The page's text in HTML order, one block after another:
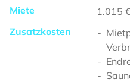
Miete
1.015
Zusatzkosten